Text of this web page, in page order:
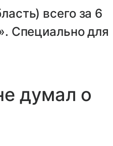
всего за 6
Специально для
думал о